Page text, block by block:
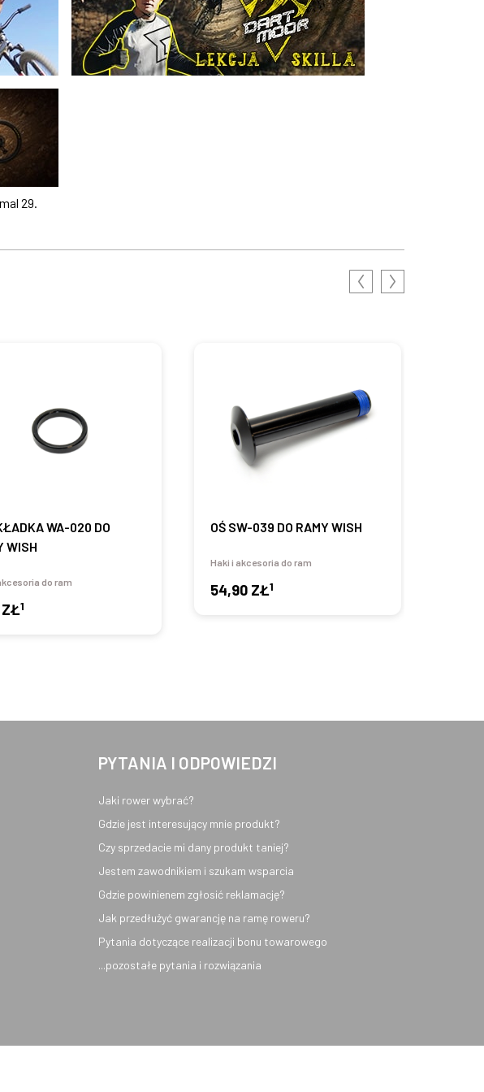
29.
WA-020 DO
WISH
do ram
ZŁ1
OŚ SW-039 DO RAMY WISH
Haki i akcesoria do ram
54,90 ZŁ1
PYTANIA I ODPOWIEDZI
Jaki rower wybrać?
Gdzie jest interesujący mnie produkt?
Czy sprzedacie mi dany produkt taniej?
Jestem zawodnikiem i szukam wsparcia
Gdzie powinienem zgłosić reklamację?
Jak przedłużyć gwarancję na ramę roweru?
Pytania dotyczące realizacji bonu towarowego
...pozostałe pytania i rozwiązania